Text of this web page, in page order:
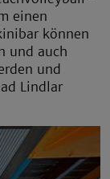
einen
können
und auch
und
Lindlar